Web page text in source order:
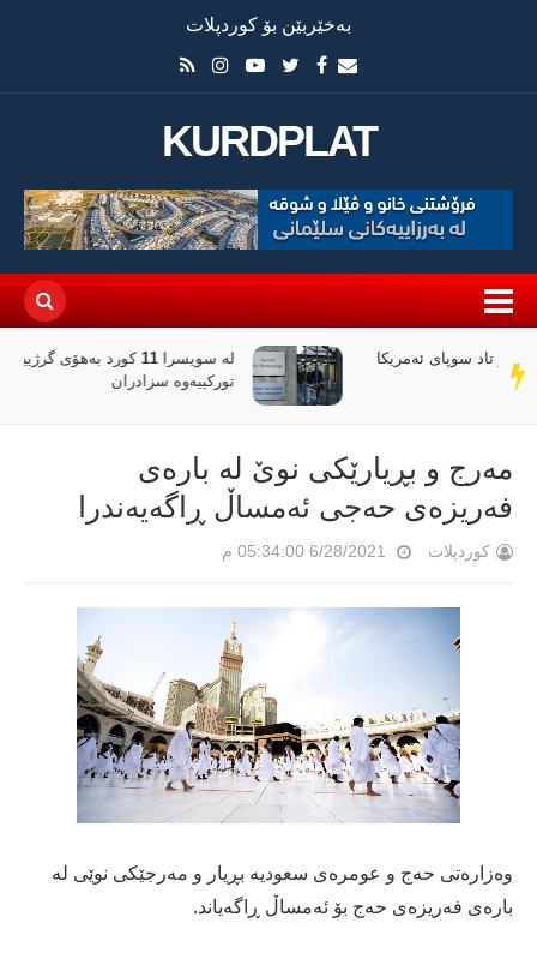
بەخێربێن بۆ کوردپلات
KURDPLAT
سەر
دێڕ
لە سویسرا 11 کورد بەهۆی گرژییەکانی فێستیڤاڵێکی
تورکییەوە سزادران
مه‌رج و بڕیارێكی نوێ له‌ باره‌ی
فه‌ریزه‌ی حه‌جی ئه‌مساڵ ڕاگه‌یه‌ندرا
کوردپلات 6/28/2021 05:34:00 م
وه‌زاره‌تی حه‌ج و عومره‌ی سعودیه‌ بڕیار و مه‌رجێكی نوێی له‌
باره‌ی فه‌ریزه‌ی حه‌ج بۆ ئه‌مساڵ ڕاگه‌یاند.